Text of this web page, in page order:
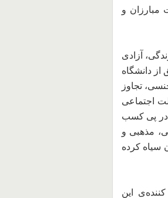
مبارزان و
زندگی، آزادی
از دانشگاه
تجاوز
اجتماعی
در پی کسب
مذهبی و
سیاه کرده
این